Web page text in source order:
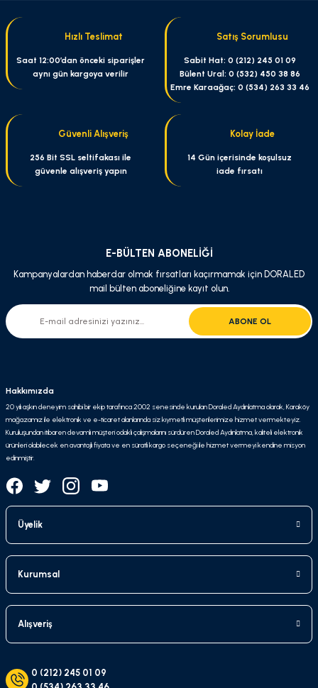
Hızlı Teslimat
Saat 12:00’dan önceki siparişler
aynı gün kargoya verilir
Satış Sorumlusu
Sabit Hat: 0 (212) 245 01 09
Bülent Ural: 0 (532) 450 38 86
Emre Karaağaç: 0 (534) 263 33 46
Güvenli Alışveriş
256 Bit SSL seltifakası ile
güvenle alışveriş yapın
Kolay İade
14 Gün içerisinde koşulsuz
iade fırsatı
E-BÜLTEN ABONELİĞİ
Kampanyalardan haberdar olmak fırsatları kaçırmamak için DORALED
mail bülten aboneliğine kayıt olun.
ABONE OL
Hakkımızda
20 yılı aşkın deneyim sahibi bir ekip tarafınca 2002 senesinde kurulan Doraled Aydınlatma olarak, Karaköy
mağazamız ile elektronik ve e-ticaret alanlarında siz kıymetli müşterilerimize hizmet vermekteyiz.
Kuruluşundan itibaren devamlı müşteri odaklı çalışmalarını sürdüren Doraled Aydınlatma, kaliteli elektronik
ürünleri olabilecek en avantajlı fiyata ve en süratli kargo seçeneği ile hizmet vermeyi kendine misyon
edinmiştir.
Üyelik
Kurumsal
Alışveriş
0 (212) 245 01 09